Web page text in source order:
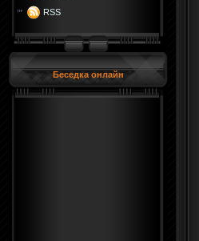
RSS
Беседка онлайн